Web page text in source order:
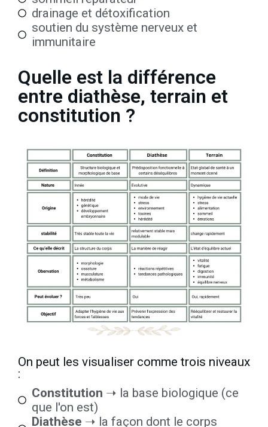
drainage et détoxification
soutien du système nerveux et
immunitaire
Quelle est la différence
entre diathèse, terrain et
constitution ?
On peut les visualiser comme trois niveaux
:
Constitution ➝ la base biologique (ce
que l'on est)
Diathèse ➝ la façon dont le corps